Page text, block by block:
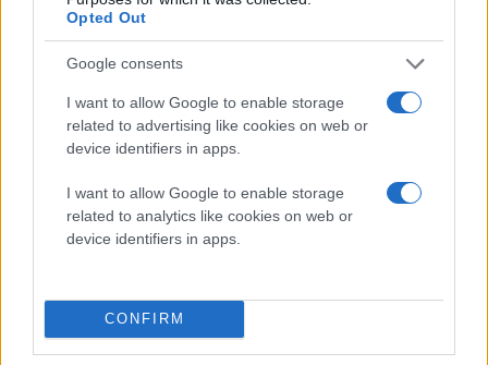
Opted Out
Google consents
I want to allow Google to enable storage
related to advertising like cookies on web or
device identifiers in apps.
I want to allow Google to enable storage
related to analytics like cookies on web or
device identifiers in apps.
CONFIRM